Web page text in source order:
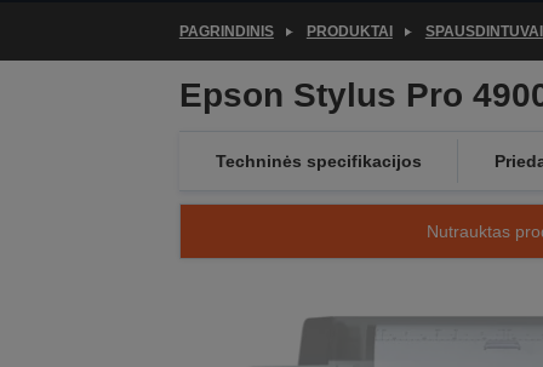
PAGRINDINIS PRODUKTAI SPAUSDINTUVAI
Epson Stylus Pro
Techninės specifikacijos
Nutrauktas